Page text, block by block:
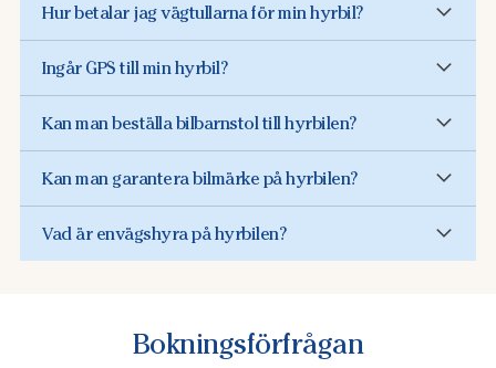
Hur betalar jag vägtullarna för min hyrbil?
Ingår GPS till min hyrbil?
Kan man beställa bilbarnstol till hyrbilen?
Kan man garantera bilmärke på hyrbilen?
Vad är envägshyra på hyrbilen?
Bokningsförfrågan